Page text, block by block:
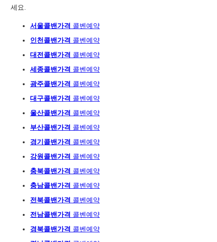
세요.
서울콜밴가격 콜벤예 약
인천콜밴가격 콜벤예약
대전콜밴가격 콜벤예약
세종콜밴가격 콜벤예약
광주콜밴가격 콜벤예 약
대구콜밴가격 콜벤예약
울산콜밴가격 콜벤예약
부산콜밴가격 콜벤예약
경기콜밴가격 콜벤예약
강원콜밴가격 콜벤예약
충북콜밴가격 콜벤예약
충남콜밴가격 콜벤예약
전북콜밴가격 콜벤예약
전남콜밴가격 콜벤예약
경북콜밴가격 콜벤예약